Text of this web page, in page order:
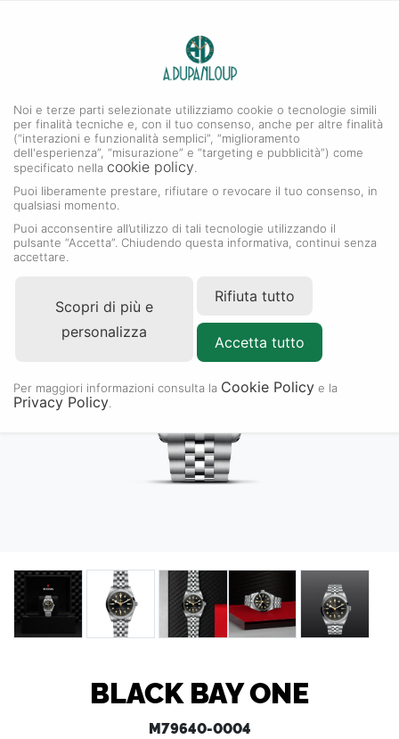
BLACK BAY ONE
M79640-0004
Noi e terze parti selezionate utilizziamo cookie o tecnologie simili
per finalità tecniche e, con il tuo consenso, anche per altre finalità
(“interazioni e funzionalità semplici”, “miglioramento
dell'esperienza”, “misurazione” e “targeting e pubblicità”) come
specificato nella cookie policy
Puoi liberamente prestare, rifiutare o revocare il tuo consenso, in
qualsiasi momento.
Puoi acconsentire all’utilizzo di tali tecnologie utilizzando il
pulsante “Accetta”. Chiudendo questa informativa, continui senza
accettare.
Scopri di più e
personalizza
Rifiuta tutto
Accetta tutto
Per maggiori informazioni consulta la Cookie Policy e la
Privacy Policy